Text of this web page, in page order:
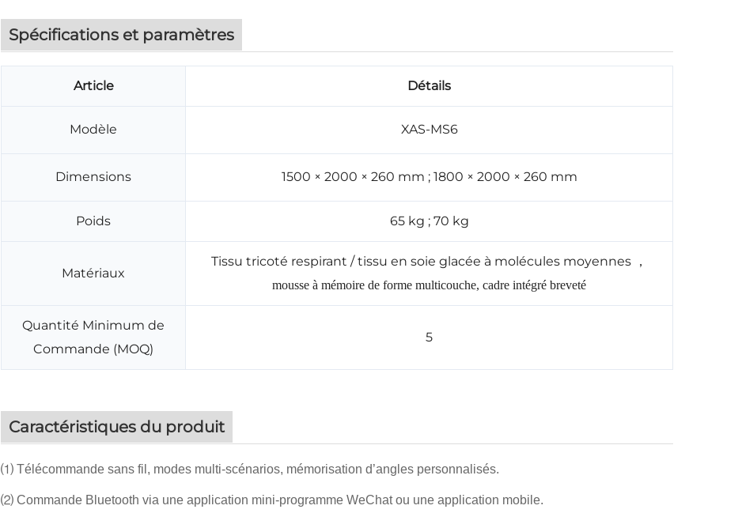
Spécifications et paramètres
Article Détails
Modèle XAS-MS6
Dimensions 1500 × 2000 × 260 mm ; 1800 × 2000 × 260 mm
Poids 65 kg ; 70 kg
Matériaux
Tissu tricoté respirant / tissu en soie glacée à molécules moyennes
，
mousse à mémoire de forme multicouche, cadre intégré breveté
Quantité Minimum de
Commande (MOQ)
5
Caractéristiques du produit
⑴ Télécommande sans fil, modes multi-scénarios, mémorisation d’angles personnalisés.
⑵ Commande Bluetooth via une application mini-programme WeChat ou une application mobile.